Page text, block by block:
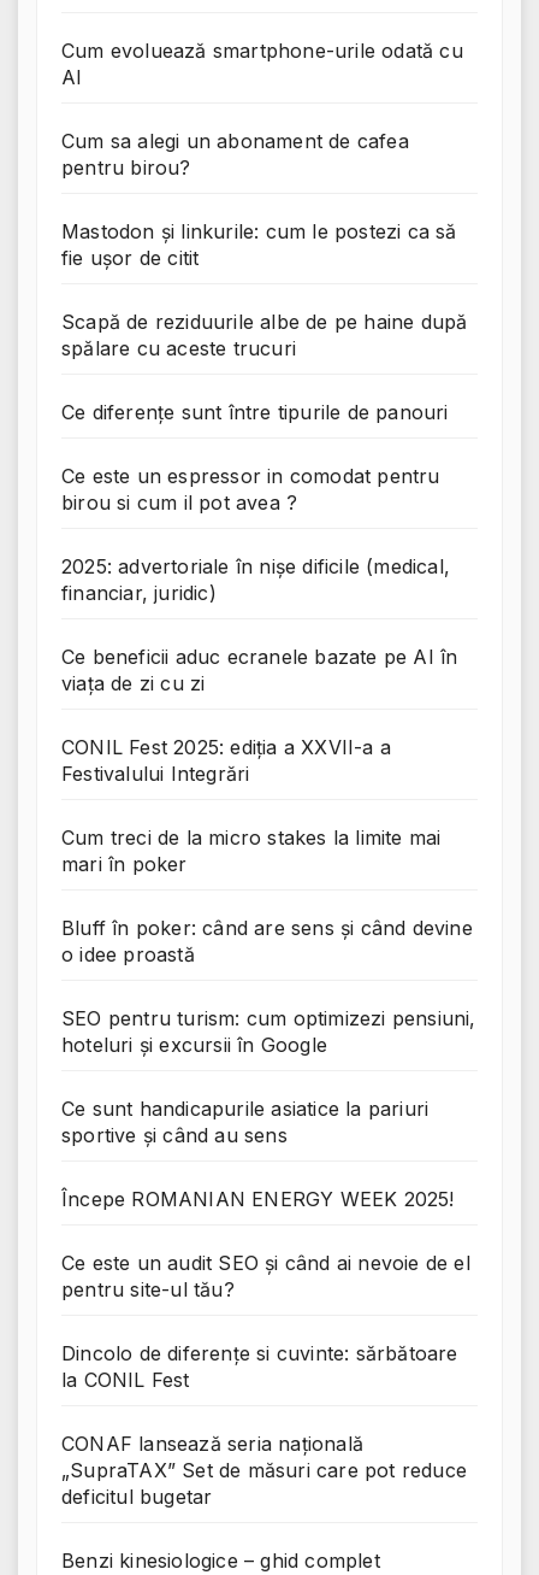
Cum evoluează smartphone-urile odată cu
AI
Cum sa alegi un abonament de cafea
pentru birou?
Mastodon și linkurile: cum le postezi ca să
fie ușor de citit
Scapă de reziduurile albe de pe haine după
spălare cu aceste trucuri
Ce diferențe sunt între tipurile de panouri
Ce este un espressor in comodat pentru
birou si cum il pot avea ?
2025: advertoriale în nișe dificile (medical,
financiar, juridic)
Ce beneficii aduc ecranele bazate pe AI în
viața de zi cu zi
CONIL Fest 2025: ediția a XXVII-a a
Festivalului Integrări
Cum treci de la micro stakes la limite mai
mari în poker
Bluff în poker: când are sens și când devine
o idee proastă
SEO pentru turism: cum optimizezi pensiuni,
hoteluri și excursii în Google
Ce sunt handicapurile asiatice la pariuri
sportive și când au sens
Începe ROMANIAN ENERGY WEEK 2025!
Ce este un audit SEO și când ai nevoie de el
pentru site-ul tău?
Dincolo de diferențe si cuvinte: sărbătoare
la CONIL Fest
CONAF lansează seria națională
„SupraTAX” Set de măsuri care pot reduce
deficitul bugetar
Benzi kinesiologice – ghid complet